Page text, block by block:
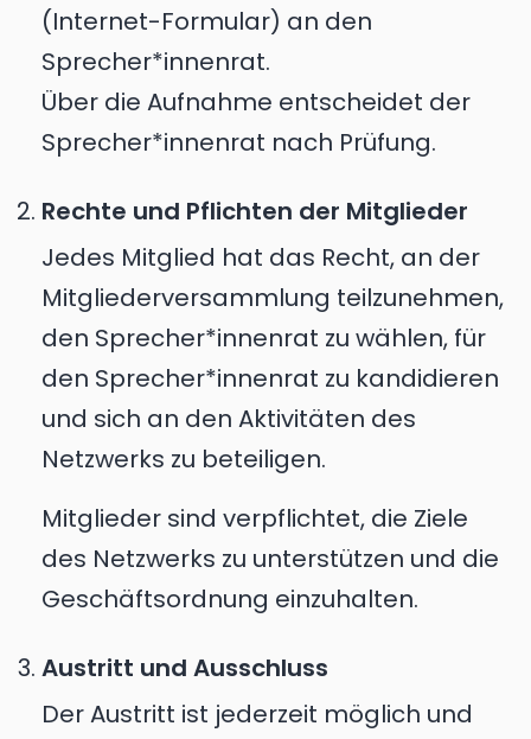
(Internet-Formular) an den
Sprecher*innenrat.
Über die Aufnahme entscheidet der
Sprecher*innenrat nach Prüfung.
Rechte und Pflichten der Mitglieder
Jedes Mitglied hat das Recht, an der
Mitgliederversammlung teilzunehmen,
den Sprecher*innenrat zu wählen, für
den Sprecher*innenrat zu kandidieren
und sich an den Aktivitäten des
Netzwerks zu beteiligen.
Mitglieder sind verpflichtet, die Ziele
des Netzwerks zu unterstützen und die
Geschäftsordnung einzuhalten.
Austritt und Ausschluss
Der Austritt ist jederzeit möglich und